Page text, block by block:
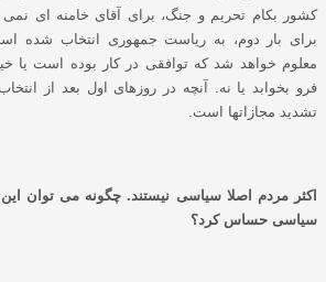
کشور بکام تحریم و جنگ، برای آقای خامنه ای نمی
برای بار دوم، به ریاست جمهوری انتخاب شده
معلوم خواهد شد که توافقی در کار بوده است یا
فرو بخوابد یا نه. آنچه در روزهای اول بعد از
تشدید مجازاتها است.
اکثر مردم اصلا سیاسی نیستند. چگونه می توان
سیاسی حساس کرد؟